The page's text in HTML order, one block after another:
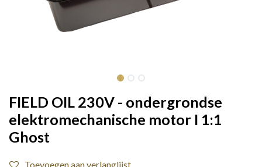
FIELD OIL 230V - ondergrondse
elektromechanische motor I 1:1
Ghost
Toevoegen aan verlanglijst